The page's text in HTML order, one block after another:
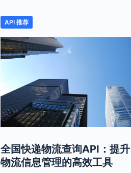
API 推荐
全国快递物流查询API：提升
物流信息管理的高效工具